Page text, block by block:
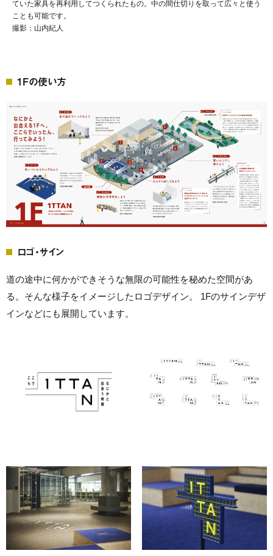
撮影：山内紀人
1Fの使い方
ロゴ・サイン
道の途中に何かができそうな無限の可能性を秘めた空間があ
る。そんな様子をイメージしたロゴデザイン。 1Fのサインデザ
インなどにも展開しています。